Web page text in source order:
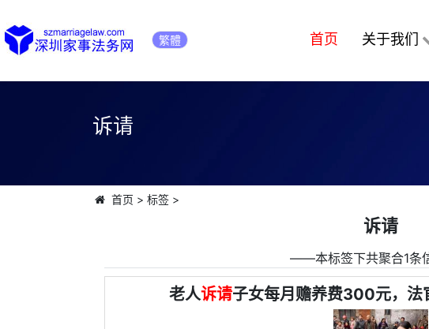
繁體 首页 关于我们
诉请
首页 > 标签>
诉请
――本标签下共聚合1
老人诉请子女每月赡养费300元，法